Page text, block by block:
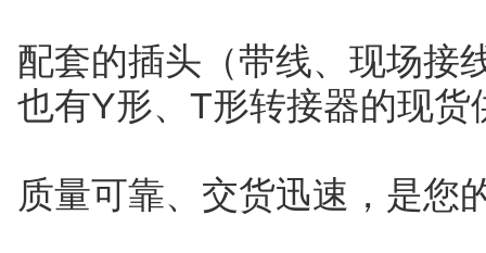
配套的插头（带线、现场接
也有Y形、T形转接器的现货
质量可靠、交货迅速，是您